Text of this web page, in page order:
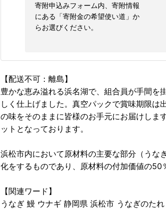
寄附申込みフォーム内、寄附情報
にある「寄附金の希望使い道」か
らお選びください。
【配送不可：離島】
豊かな恵み溢れる浜名湖で、組合員が手間を
しく仕上げました。真空パックで賞味期限
の味をそのままに皆様のお手元にお届けしま
ットとなっております。
浜松市内において原材料の主要な部分（うな
化をするものであり、原材料の付加価値の50
【関連ワード】
うなぎ 鰻 ウナギ 静岡県 浜松市 うなぎのた